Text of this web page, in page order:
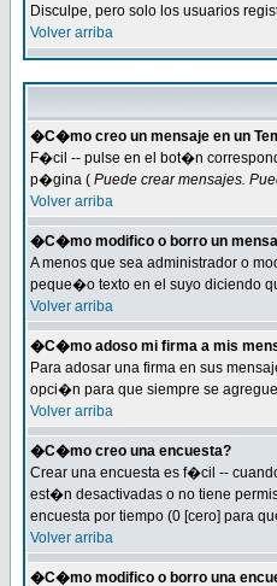
Disculpe, pero solo los usuarios
Volver arriba
�C�mo creo un mensaje en un
F�cil -- pulse en el bot�n
p�gina ( Puede crear mensajes.
Volver arriba
�C�mo modifico o borro un
A menos que sea administrador o
peque�o texto en el suyo diciendo
Volver arriba
�C�mo adoso mi firma a mis
Para adosar una firma en sus
opci�n para que siempre se
Volver arriba
�C�mo creo una encuesta?
Crear una encuesta es f�cil --
est�n desactivadas o no tiene
encuesta por tiempo (0 [cero] para
Volver arriba
�C�mo modifico o borro una